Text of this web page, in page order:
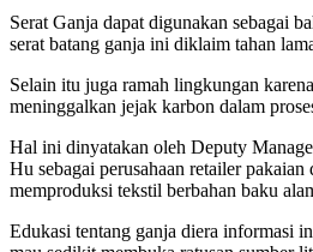
Serat Ganja dapat digunakan sebagai
serat batang ganja ini diklaim tahan
Selain itu juga ramah lingkungan
meninggalkan jejak karbon dalam
Hal ini dinyatakan oleh Deputy
Hu sebagai perusahaan retailer
memproduksi tekstil berbahan baku
Edukasi tentang ganja diera informasi